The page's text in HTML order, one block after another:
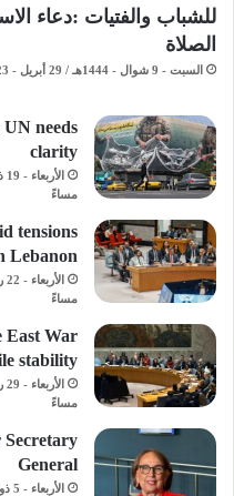
للشباب والفتيات :دعاء
الصلاة
السبت - 9 شوال - 1444هـ / 29 أبريل - 2023م / 8:02 مساءً
needs
clarity
مساءً
tensions
Lebanon
مساءً
East War
stability
مساءً
Secretary
General